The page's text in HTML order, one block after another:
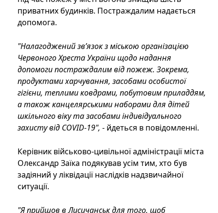
приватних будинків. Постраждалим надається
допомога.
"Налагоджений зв’язок з міською організацією
Червоного Хреста України щодо надання
допомоги постраждалим від пожеж. Зокрема,
продуктами харчування, засобами особистої
гігієни, теплими ковдрами, побутовим приладдям,
а також канцелярськими наборами для дітей
шкільного віку та засобами індивідуального
захисту від COVID-19", - йдеться в повідомленні.
Керівник військово-цивільної адміністрації міста
Олександр Заїка подякував усім тим, хто був
задіяний у ліквідації наслідків надзвичайної
ситуації.
"Я прийшов в Лисичанськ для того, щоб